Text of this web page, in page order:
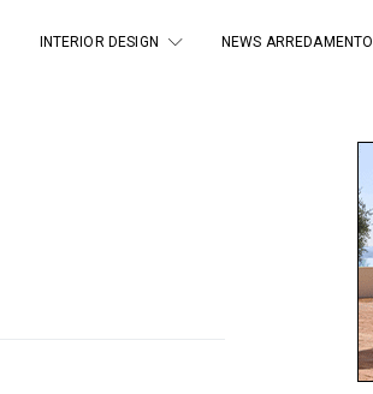
INTERIOR DESIGN NEWS ARREDAMENTO